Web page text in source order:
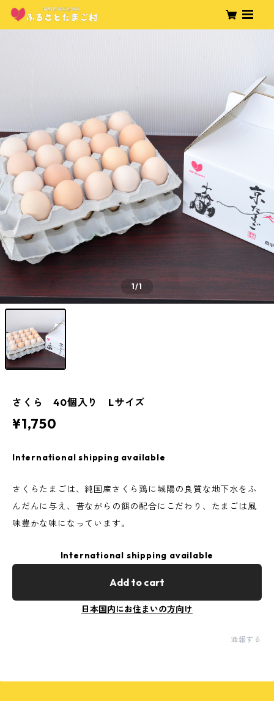
1/1
さくら 40個入り Lサイズ
¥1,750
International shipping available
さくらたまごは、純国産さくら鶏に城陽の良質な地下水をふ
んだんに与え、昔ながらの餌の配合にこだわり、たまごは風
味豊かな味になっています。
International shipping available
Add to cart
日本国内にお住まいの方向け
通報する